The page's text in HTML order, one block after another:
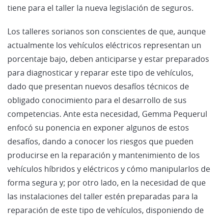
tiene para el taller la nueva legislación de seguros.
Los talleres sorianos son conscientes de que, aunque
actualmente los vehículos eléctricos representan un
porcentaje bajo, deben anticiparse y estar preparados
para diagnosticar y reparar este tipo de vehículos,
dado que presentan nuevos desafíos técnicos de
obligado conocimiento para el desarrollo de sus
competencias. Ante esta necesidad, Gemma Pequerul
enfocó su ponencia en exponer algunos de estos
desafíos, dando a conocer los riesgos que pueden
producirse en la reparación y mantenimiento de los
vehículos híbridos y eléctricos y cómo manipularlos de
forma segura y; por otro lado, en la necesidad de que
las instalaciones del taller estén preparadas para la
reparación de este tipo de vehículos, disponiendo de